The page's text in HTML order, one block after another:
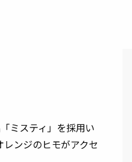
ミスティ」を採用い
ンジのヒモがアクセ